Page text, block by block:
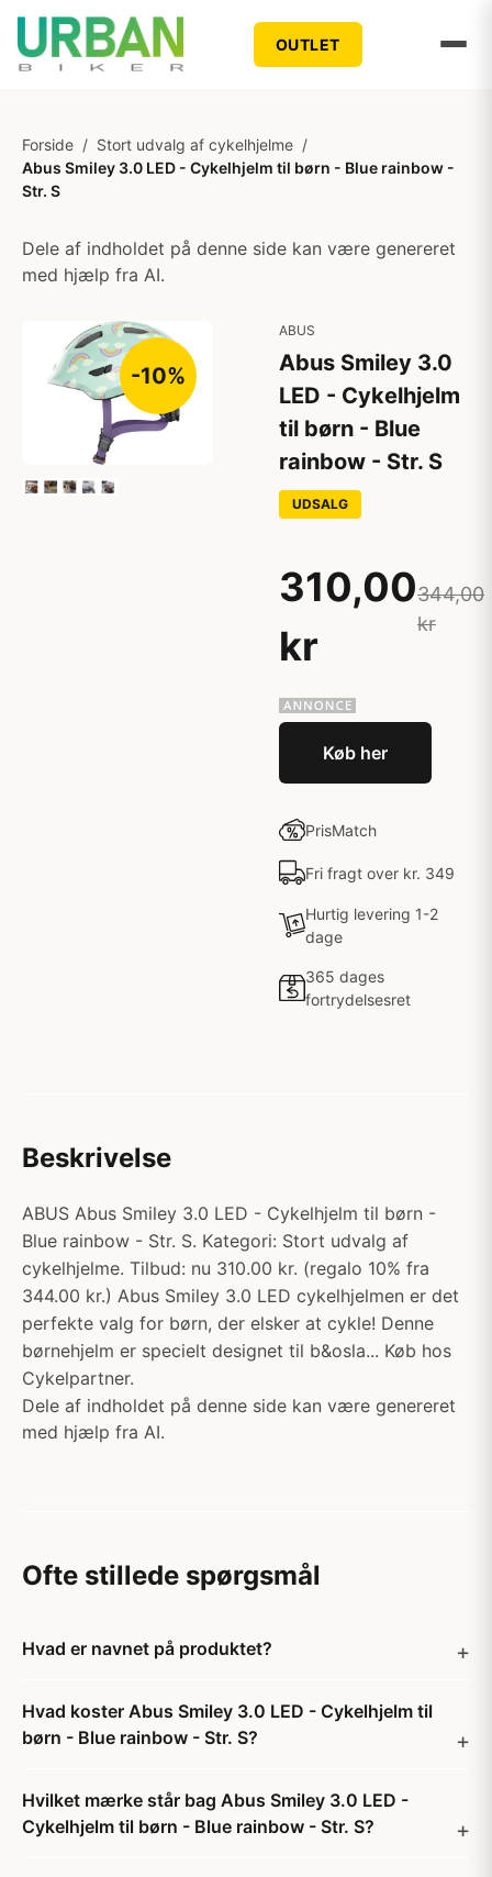
OUTLET
Forside / Stort udvalg af cykelhjelme /
Abus Smiley 3.0 LED - Cykelhjelm til børn - Blue rainbow -
Str. S
Dele af indholdet på denne side kan være genereret
med hjælp fra AI.
-10%
ABUS
Abus Smiley 3.0
LED - Cykelhjelm
til børn - Blue
rainbow - Str. S
UDSALG
310,00
kr
344,00
kr
Køb her
PrisMatch
Fri fragt over kr. 349
Hurtig levering 1-2
dage
365 dages
fortrydelsesret
Beskrivelse
ABUS Abus Smiley 3.0 LED - Cykelhjelm til børn -
Blue rainbow - Str. S. Kategori: Stort udvalg af
cykelhjelme. Tilbud: nu 310.00 kr. (regalo 10% fra
344.00 kr.) Abus Smiley 3.0 LED cykelhjelmen er det
perfekte valg for børn, der elsker at cykle! Denne
børnehjelm er specielt designet til b&osla... Køb hos
Cykelpartner.
Dele af indholdet på denne side kan være genereret
med hjælp fra AI.
Ofte stillede spørgsmål
Hvad er navnet på produktet?
Hvad koster Abus Smiley 3.0 LED - Cykelhjelm til
børn - Blue rainbow - Str. S?
Hvilket mærke står bag Abus Smiley 3.0 LED -
Cykelhjelm til børn - Blue rainbow - Str. S?